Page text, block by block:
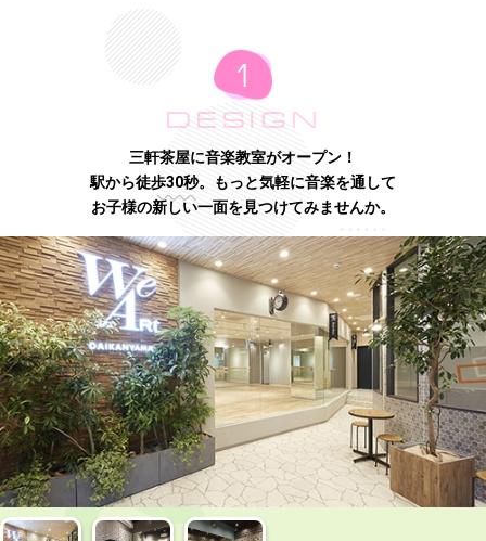
DESIGN
三軒茶屋に音楽教室がオープン！
駅から徒歩30秒。もっと気軽に音楽を通して
お子様の新しい一面を見つけてみませんか。